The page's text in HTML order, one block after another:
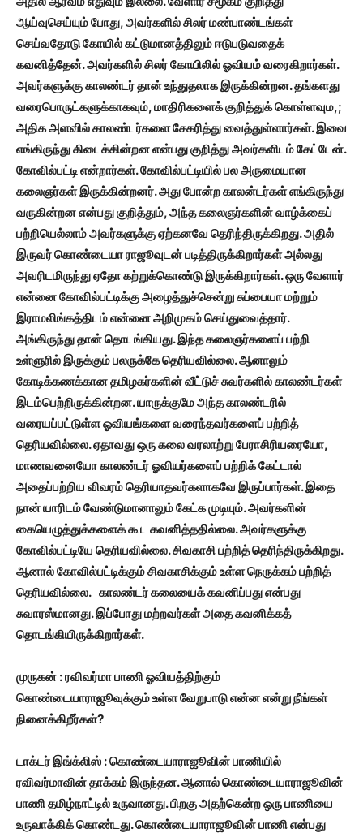
ஆய்வுசெய்யும் போது,அவர்களில் சிலர் மண்பாண்டங்கள்
செய்வதோடு கோயில் கட்டுமானத்திலும் ஈடுபடுவதைக்
கவனித்தேன். அவர்களில் சிலர் கோயிலில் ஓவியம் வரைகிறார்கள்.
அவர்களுக்கு காலண்டர் தான் உந்துதலாக இருக்கின்றன. தங்களது
வரைபொருட்களுக்காகவும்,மாதிரிகளைக் குறித்துக் கொள்ளவும,;
அதிக அளவில் காலண்டர்களை சேகரித்து வைத்துள்ளார்கள். இவை
எங்கிருந்து கிடைக்கின்றன என்பது குறித்து அவர்களிடம் கேட்டேன்.
கோவில்பட்டி என்றார்கள். கோவில்பட்டியில் பல அருமையான
கலைஞர்கள் இருக்கின்றனர். அது போன்ற காலன்டர்கள் எங்கிருந்து
வருகின்றன என்பது குறித்தும்,அந்த கலைஞர்களின் வாழ்க்கைப்
பற்றியெல்லாம் அவர்களுக்கு ஏற்கனவே தெரிந்திருக்கிறது. அதில்
இருவர் கொண்டையா ராஜூவுடன் படித்திருக்கிறார்கள் அல்லது
அவரிடமிருந்து ஏதோ கற்றுக்கொண்டு இருக்கிறார்கள். ஒரு வேளார்
என்னை கோவில்பட்டிக்கு அழைத்துச்சென்று சுப்பையா மற்றும்
இராமலிங்கத்திடம் என்னை அறிமுகம் செய்துவைத்தார்.
அங்கிருந்து தான் தொடங்கியது. இந்த கலைஞர்களைப் பற்றி
உள்ளுரில் இருக்கும் பலருக்கே தெரியவில்லை. ஆனாலும்
கோடிக்கணக்கான தமிழகர்களின் வீட்டுச் சுவர்களில் காலண்டர்கள்
இடம்பெற்றிருக்கின்றன. யாருக்குமே அந்த காலண்டரில்
வரையப்பட்டுள்ள ஓவியங்களை வரைந்தவர்களைப் பற்றித்
தெரியவில்லை. ஏதாவது ஒரு கலை வரலாற்று பேராசிரியரையோ,
மாணவனையோ காலண்டர் ஓவியர்களைப் பற்றிக் கேட்டால்
அதைப்பற்றிய விவரம் தெரியாதவர்களாகவே இருப்பார்கள். இதை
நான் யாரிடம் வேண்டுமானாலும் கேட்க முடியும். அவர்களின்
கையெழுத்துக்களைக் கூட கவனித்ததில்லை. அவர்களுக்கு
கோவில்பட்டியே தெரியவில்லை. சிவகாசி பற்றித் தெரிந்திருக்கிறது.
ஆனால் கோவில்பட்டிக்கும் சிவகாசிக்கும் உள்ள நெருக்கம் பற்றித்
தெரியவில்லை. காலண்டர் கலையைக் கவனிப்பது என்பது
சுவாரஸ்மானது. இப்போது மற்றவர்கள் அதை கவனிக்கத்
தொடங்கியிருக்கிறார்கள்.
முருகன் : ரவிவர்மா பாணி ஓவியத்திற்கும்
கொண்டையாராஜூவுக்கும் உள்ள வேறுபாடு என்ன என்று நீங்கள்
நினைக்கிறீர்கள்?
டாக்டர் இங்க்லிஸ் : கொண்டையாராஜூவின் பாணியில்
ரவிவர்மாவின் தாக்கம் இருந்தன. ஆனால் கொண்டையாராஜூவின்
பாணி தமிழ்நாட்டில் உருவானது. பிறகு அதற்கென்ற ஒரு பாணியை
உருவாக்கிக் கொண்டது. கொண்டையாராஜூவின் பாணி என்பது